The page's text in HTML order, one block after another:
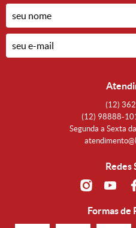
(12)
(12) 98888-
Segunda a Sexta
Redes
Formas de